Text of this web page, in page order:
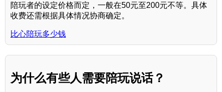
陪玩者的设定价格而定，一般在50元至200元不等。具体
收费还需根据具体情况协商确定。
比心陪玩多少钱
为什么有些人需要陪玩说话？